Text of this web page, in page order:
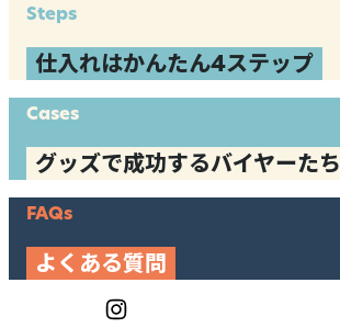
Steps
仕入れはかんたん4ステップ
Cases
グッズで成功するバイヤーたち
FAQs
よくある質問